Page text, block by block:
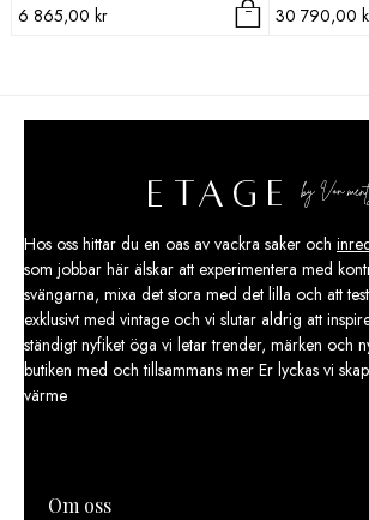
6 865,00 kr 30 790,00
Hos oss hittar du en oas av vackra saker och
som jobbar här älskar att experimentera med
svängarna, mixa det stora med det lilla och att
exklusivt med vintage och vi slutar aldrig att
ständigt nyfiket öga vi letar trender, märken och
butiken med och tillsammans mer Er lyckas vi
värme
Om oss